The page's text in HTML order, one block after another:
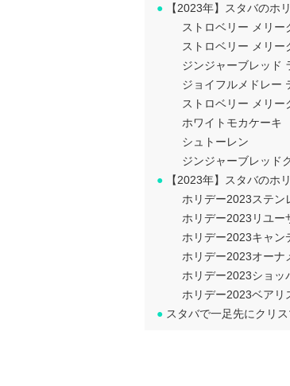
● 【2023年】スタバのホ
ストロベリー メリー
ストロベリー メリー
ジンジャーブレッド
ジョイフルメドレー
ストロベリー メリー
ホワイトモカケーキ
シュトーレン
ジンジャーブレッド
● 【2023年】スタバのホ
ホリデー2023ステン
ホリデー2023リユー
ホリデー2023キャン
ホリデー2023オーナ
ホリデー2023ショッ
ホリデー2023ベアリ
● スタバで一足先にクリ